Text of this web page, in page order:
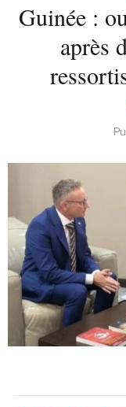
Guinée :
après